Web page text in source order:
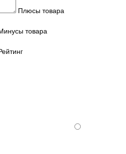
Плюсы товара
товара